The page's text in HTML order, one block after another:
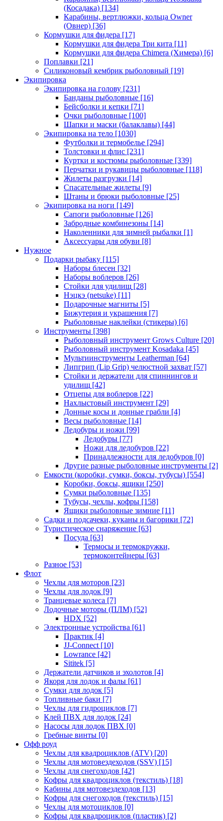
(Косадака) [134]
Карабины, вертлюжки, кольца Owner
(Овнер) [36]
Кормушки для фидера [17]
Кормушки для фидера Три кита [11]
Кормушки для фидера Chimera (Химера) [6]
Поплавки [21]
Силиконовый кембрик рыболовный [19]
Экипировка
Экипировка на голову [231]
Банданы рыболовные [16]
Бейсболки и кепки [71]
Очки рыболовные [100]
Шапки и маски (балаклавы) [44]
Экипировка на тело [1030]
Футболки и термобелье [294]
Толстовки и флис [231]
Куртки и костюмы рыболовные [339]
Перчатки и рукавицы рыболовные [118]
Жилеты разгрузки [14]
Спасательные жилеты [9]
Штаны и брюки рыболовные [25]
Экипировка на ноги [149]
Сапоги рыболовные [126]
Забродные комбинезоны [14]
Наколенники для зимней рыбалки [1]
Аксессуары для обуви [8]
Нужное
Подарки рыбаку [115]
Наборы блесен [32]
Наборы воблеров [26]
Стойки для удилищ [28]
Нэцкэ (netsuke) [11]
Подарочные магниты [5]
Бижутерия и украшения [7]
Рыболовные наклейки (стикеры) [6]
Инструменты [398]
Рыболовный инструмент Grows Culture [20]
Рыболовный инструмент Kosadaka [45]
Мультиинструменты Leatherman [64]
Липгрип (Lip Grip) челюстной захват [57]
Стойки и держатели для спиннингов и
удилищ [42]
Отцепы для воблеров [22]
Нахлыстовый инструмент [29]
Донные косы и донные грабли [4]
Весы рыболовные [14]
Ледобуры и ножи [99]
Ледобуры [77]
Ножи для ледобуров [22]
Принадлежности для ледобуров [0]
Другие разные рыболовные инструменты [2]
Емкости (коробки, сумки, боксы, тубусы) [554]
Коробки, боксы, ящики [250]
Сумки рыболовные [135]
Тубусы, чехлы, кофры [158]
Ящики рыболовные зимние [11]
Садки и подсачеки, куканы и багорики [72]
Туристическое снаряжение [63]
Посуда [63]
Термосы и термокружки,
термоконтейнеры [63]
Разное [53]
Флот
Чехлы для моторов [23]
Чехлы для лодок [9]
Транцевые колеса [7]
Лодочные моторы (ПЛМ) [52]
HDX [52]
Электронные устройства [61]
Практик [4]
JJ-Connect [10]
Lowrance [42]
Sititek [5]
Держатели датчиков и эхолотов [4]
Якоря для лодок и фалы [61]
Сумки для лодок [5]
Топливные баки [7]
Чехлы для гидроциклов [7]
Клей ПВХ для лодок [24]
Насосы для лодок ПВХ [0]
Гребные винты [0]
Офф роуд
Чехлы для квадроциклов (ATV) [20]
Чехлы для мотовездеходов (SSV) [15]
Чехлы для снегоходов [42]
Кофры для квадроциклов (текстиль) [18]
Кабины для мотовездеходов [13]
Кофры для снегоходов (текстиль) [15]
Чехлы для мотоциклов [0]
Кофры для квадроциклов (пластик) [2]